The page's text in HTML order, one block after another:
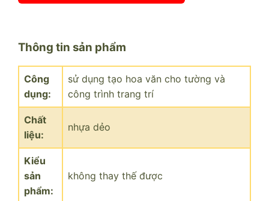
Thông tin sản phẩm
Công
dụng:
sử dụng tạo hoa văn cho tường và
công trình trang trí
Chất
liệu:
nhựa dẻo
Kiểu
sản
phẩm:
không thay thế được